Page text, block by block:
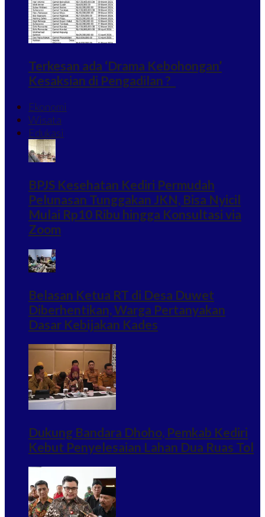
Terkesan ada ‘Drama Kebohongan’
Kesaksian di Pengadilan ?
Ekonomi
Wisata
Edukasi
BPJS Kesehatan Kediri Permudah
Pelunasan Tunggakan JKN, Bisa Nyicil
Mulai Rp10 Ribu hingga Konsultasi via
Zoom
Belasan Ketua RT di Desa Duwet
Diberhentikan, Warga Pertanyakan
Dasar Kebijakan Kades
Dukung Bandara Dhoho, Pemkab Kediri
Kebut Penyelesaian Lahan Dua Ruas Tol